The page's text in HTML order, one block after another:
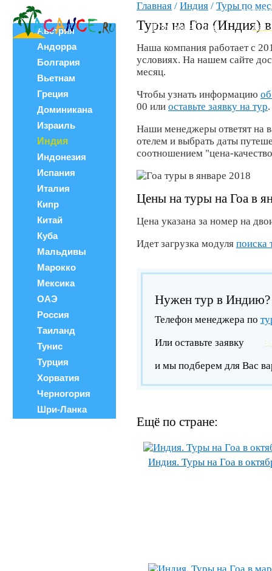
Горящие туры
Как
Все страны
Австрия
Андорра
Болгария
Вьетнам
Греция
Доминикана
Израиль
Индия
Индонезия
Испания
Италия
Кипр
Китай
Куба
Мальдивы
Марокко
Мексика
ОАЭ
Россия
Таиланд
Тунис
Турция
Хорватия
Черногория
Шри-Ланка
Главная / Индия / Туры по
Туры на Гоа (Индия)
Наша компания работает с
условиях. На нашем сайте
месяц.
Чтобы узнать информацию
00 или оставьте заявку на тур.
Наши менеджеры ответят на
отелем и выбрать даты
соотношением "цена-
Цены на туры на Гоа в
Цена указана за номер на
Идет загрузка модуля поиска
Нужен тур в Индию?
Телефон менеджера по
Или оставьте заявку
и мы подберем для Вас
Ещё по стране:
Индия. Туры на Гоа в